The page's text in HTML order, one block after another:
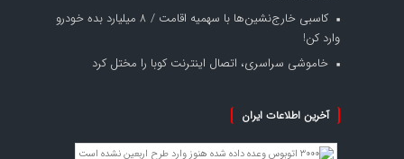
کاسبی خارج‌نشین‌ها با سهمیه اقامت / ۸ میلیارد بده خودرو
وارد کن!
خاموشی سراسری، اتصال اینترنت کوبا را مختل کرد
آخرین اطلاعات ایران